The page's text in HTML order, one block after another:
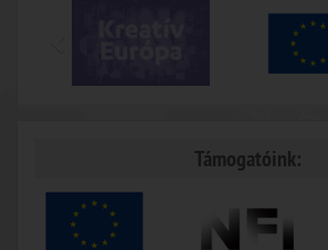
Támogatóink: